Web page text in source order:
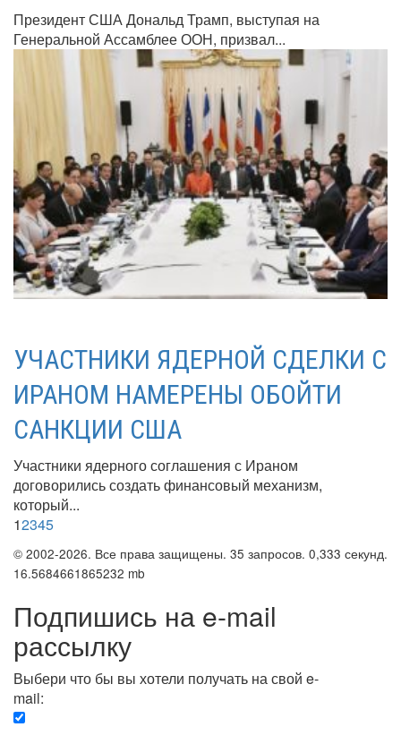
Президент США Дональд Трамп, выступая на
Генеральной Ассамблее ООН, призвал...
УЧАСТНИКИ ЯДЕРНОЙ СДЕЛКИ С
ИРАНОМ НАМЕРЕНЫ ОБОЙТИ
САНКЦИИ США
Участники ядерного соглашения с Ираном
договорились создать финансовый механизм,
который...
12345
© 2002-2026. Все права защищены. 35 запросов. 0,333 секунд.
16.5684661865232 mb
Подпишись на e-mail
рассылку
Выбери что бы вы хотели получать на свой e-
mail: